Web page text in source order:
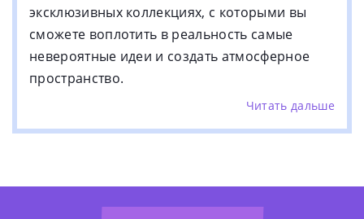
эксклюзивных коллекциях, с которыми вы
сможете воплотить в реальность самые
невероятные идеи и создать атмосферное
пространство.
Коллекции для роскошных
Даже самое красочное и полное описание
керамической плитки 41zero42 не сможет
Читать дальше